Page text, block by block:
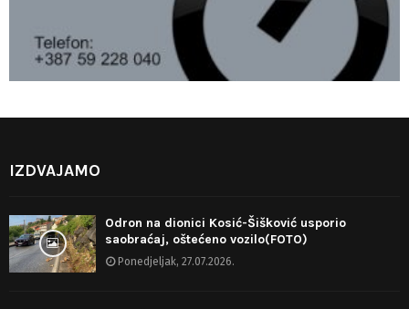
IZDVAJAMO
Odron na dionici Kosić-Šišković usporio
saobraćaj, oštećeno vozilo(FOTO)
Ponedjeljak, 27.07.2026.